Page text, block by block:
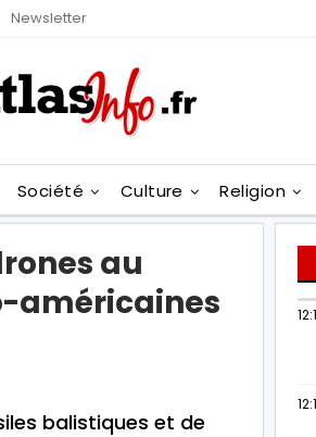
Newsletter
Société Culture Religion
au
américaines
balistiques et de